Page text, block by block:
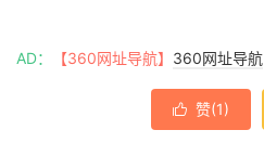
AD： 【360网址导航】 360网址导航
 赞(1)